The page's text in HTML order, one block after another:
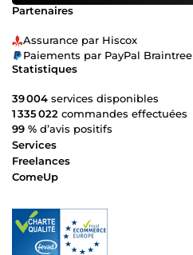
Partenaires
Assurance par Hiscox
Paiements par PayPal Braintree
Statistiques
39 004 services disponibles
1 335 022 commandes effectuées
99 % d’avis positifs
Services
Freelances
ComeUp